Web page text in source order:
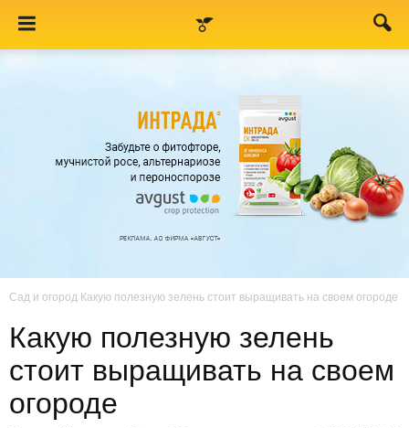
Сад и огород Какую полезную зелень стоит выращивать на своем огороде
Какую полезную зелень
стоит выращивать на своем
огороде